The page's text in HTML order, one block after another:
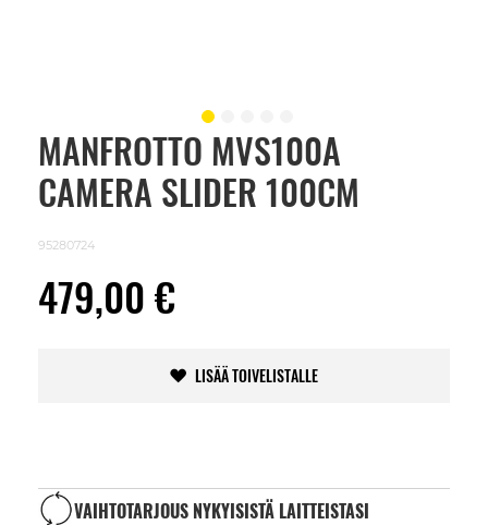
MANFROTTO MVS100A
CAMERA SLIDER 100CM
95280724
479,00 €
LISÄÄ TOIVELISTALLE
VAIHTOTARJOUS NYKYISISTÄ LAITTEISTASI
Skip
beginning
images